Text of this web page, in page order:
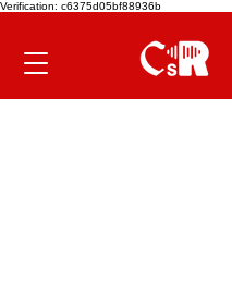
Verification: c6375d05bf88936b